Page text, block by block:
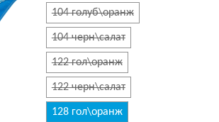
104 голуб\оранж
104 черн\салат
122 гол\оранж
122 черн\салат
128 гол\оранж